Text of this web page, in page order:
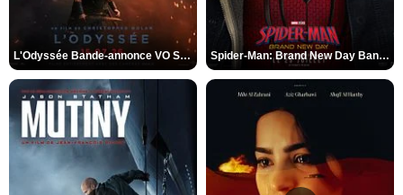
L'Odyssée Bande-annonce VO STFR Spider-Man: Brand New Day Bande-annonce VO STFR